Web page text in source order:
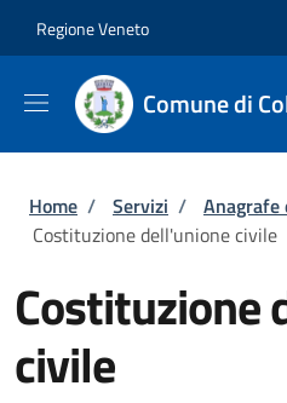
Regione Veneto
Comune di
Briciole di pane
Home / Servizi / Anagrafe
Costituzione dell'unione civile
Costituzione
civile